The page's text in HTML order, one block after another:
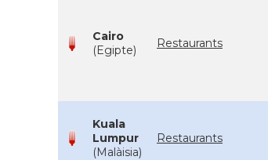
Cairo
(Egipte)
Restaurants
Kuala
Lumpur
(Malàisia)
Restaurants